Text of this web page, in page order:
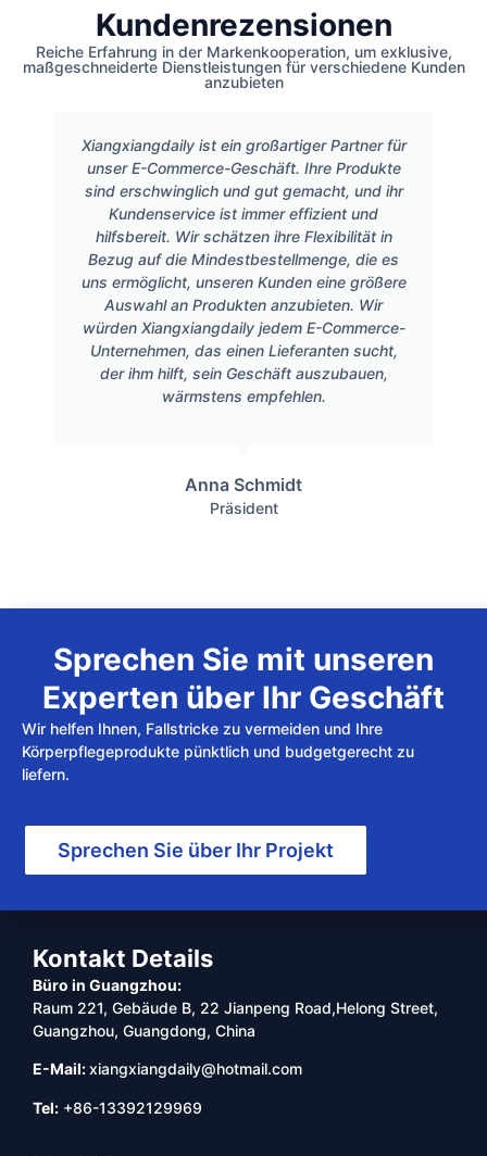
Kundenrezensionen
Reiche Erfahrung in der Markenkooperation, um exklusive,
maßgeschneiderte Dienstleistungen für verschiedene Kunden
anzubieten
Xiangxiangdaily ist ein großartiger Partner für
unser E-Commerce-Geschäft. Ihre Produkte
sind erschwinglich und gut gemacht, und ihr
Kundenservice ist immer effizient und
hilfsbereit. Wir schätzen ihre Flexibilität in
Bezug auf die Mindestbestellmenge, die es
uns ermöglicht, unseren Kunden eine größere
Auswahl an Produkten anzubieten. Wir
würden Xiangxiangdaily jedem E-Commerce-
Unternehmen, das einen Lieferanten sucht,
der ihm hilft, sein Geschäft auszubauen,
wärmstens empfehlen.
Anna Schmidt
Präsident
Sprechen Sie mit unseren
Experten über Ihr Geschäft
Wir helfen Ihnen, Fallstricke zu vermeiden und Ihre
Körperpflegeprodukte pünktlich und budgetgerecht zu
liefern.
Sprechen Sie über Ihr Projekt
Kontakt Details
Büro in Guangzhou:
Raum 221, Gebäude B, 22 Jianpeng Road,Helong Street,
Guangzhou, Guangdong, China
E-Mail:xiangxiangdaily@hotmail.com
Tel: +86-13392129969